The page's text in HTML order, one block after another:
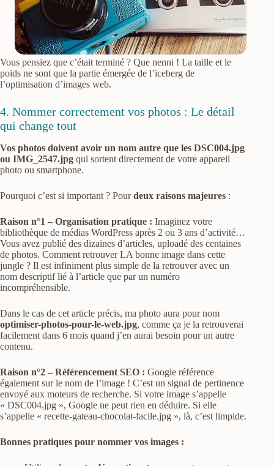
Vous pensiez que c’était terminé ? Que nenni ! La taille et le
poids ne sont que la partie émergée de l’iceberg de
l’optimisation d’images web.
4. Nommer correctement vos photos : Le détail
qui change tout
Vos photos doivent avoir un nom autre que les DSC004.jpg
ou IMG_2547.jpg qui sortent directement de votre appareil
photo ou smartphone.
Pourquoi c’est si important ? Pourdeux raisons majeures :
Raison n°1 – Organisation pratique : Imaginez votre
bibliothèque de médias WordPress après 2 ou 3 ans d’activité…
Vous avez publié des dizaines d’articles, uploadé des centaines
de photos. Comment retrouver LA bonne image dans cette
jungle ? Il est infiniment plus simple de la retrouver avec un
nom descriptif lié à l’article que par un numéro
incompréhensible.
Dans le cas de cet article précis, ma photo aura pour nom
optimiser-photos-pour-le-web.jpg, comme ça je la retrouverai
facilement dans 6 mois quand j’en aurai besoin pour un autre
contenu.
Raison n°2 – Référencement SEO : Google référence
également sur le nom de l’image ! C’est un signal de pertinence
envoyé aux moteurs de recherche. Si votre image s’appelle
« DSC004.jpg », Google ne peut rien en déduire. Si elle
s’appelle « recette-gateau-chocolat-facile.jpg », là, c’est limpide.
Bonnes pratiques pour nommer vos images :